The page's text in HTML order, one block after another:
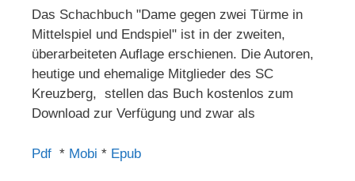
Das Schachbuch "Dame gegen zwei Türme in
Mittelspiel und Endspiel" ist in der zweiten,
überarbeiteten Auflage erschienen. Die Autoren,
heutige und ehemalige Mitglieder des SC
Kreuzberg, stellen das Buch kostenlos zum
Download zur Verfügung und zwar als
Pdf * Mobi * Epub